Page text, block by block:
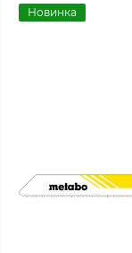
Новинка